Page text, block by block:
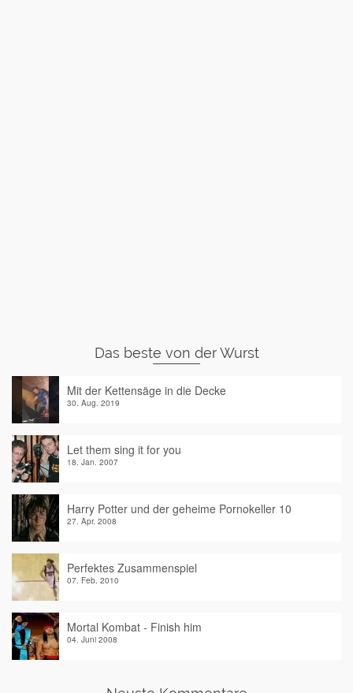
Das beste von der Wurst
Mit der Kettensäge in die Decke
30. Aug. 2019
Let them sing it for you
18. Jan. 2007
Harry Potter und der geheime Pornokeller 10
27. Apr. 2008
Perfektes Zusammenspiel
07. Feb. 2010
Mortal Kombat - Finish him
04. Juni 2008